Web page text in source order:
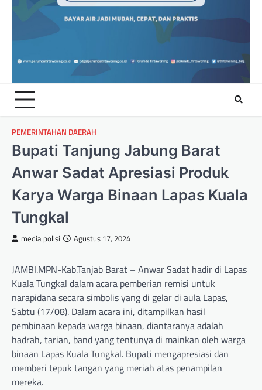
PEMERINTAHAN DAERAH
Bupati Tanjung Jabung Barat
Anwar Sadat Apresiasi Produk
Karya Warga Binaan Lapas Kuala
Tungkal
media polisi Agustus 17, 2024
JAMBI.MPN-Kab.Tanjab Barat – Anwar Sadat hadir di Lapas
Kuala Tungkal dalam acara pemberian remisi untuk
narapidana secara simbolis yang di gelar di aula Lapas,
Sabtu (17/08). Dalam acara ini, ditampilkan hasil
pembinaan kepada warga binaan, diantaranya adalah
hadrah, tarian, band yang tentunya di mainkan oleh warga
binaan Lapas Kuala Tungkal. Bupati mengapresiasi dan
memberi tepuk tangan yang meriah atas penampilan
mereka.